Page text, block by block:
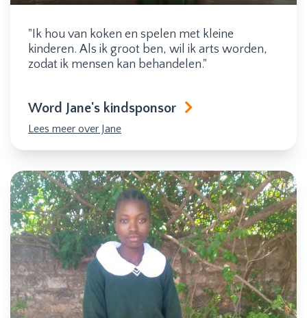
"Ik hou van koken en spelen met kleine
kinderen. Als ik groot ben, wil ik arts worden,
zodat ik mensen kan behandelen."
Word Jane's kindsponsor
Lees meer over Jane